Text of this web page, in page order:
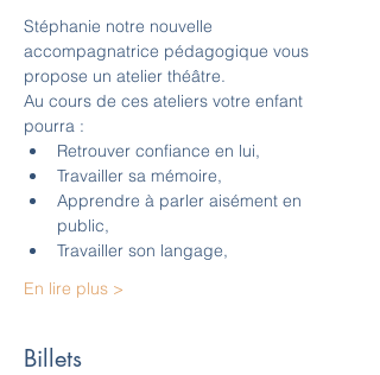
Stéphanie notre nouvelle
accompagnatrice pédagogique vous
propose un atelier théâtre.
Au cours de ces ateliers votre enfant
pourra :
Retrouver confiance en lui,
Travailler sa mémoire,
Apprendre à parler aisément en
public,
Travailler son langage,
En lire plus >
Billets